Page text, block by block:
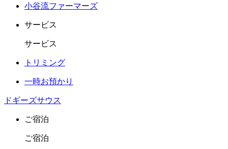
小谷流ファーマーズ
サービス
サービス
トリミング
一時お預かり
ドギーズサウス
ご宿泊
ご宿泊